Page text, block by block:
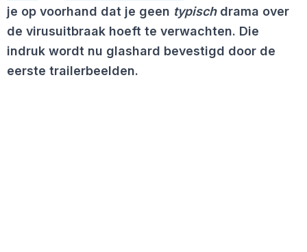
je op voorhand dat je geen typischdrama over
de virusuitbraak hoeft te verwachten. Die
indruk wordt nu glashard bevestigd door de
eerste trailerbeelden.